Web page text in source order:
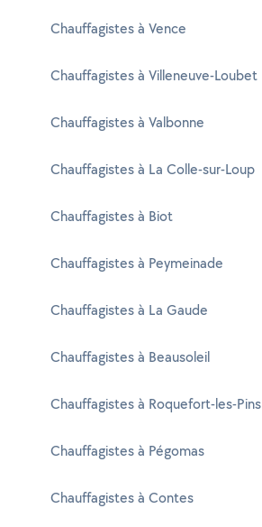
Chauffagistes à Vence
Chauffagistes à Villeneuve-Loubet
Chauffagistes à Valbonne
Chauffagistes à La Colle-sur-Loup
Chauffagistes à Biot
Chauffagistes à Peymeinade
Chauffagistes à La Gaude
Chauffagistes à Beausoleil
Chauffagistes à Roquefort-les-Pins
Chauffagistes à Pégomas
Chauffagistes à Contes